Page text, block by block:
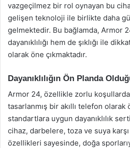
vazgeçilmez bir rol oynayan bu
gelişen teknoloji ile birlikte daha
gelmektedir. Bu bağlamda, Armor
dayanıklılığı hem de şıklığı ile
olarak öne çıkmaktadır.
Dayanıklılığın Ön Planda
Armor 24, özellikle zorlu
tasarlanmış bir akıllı telefon olarak
standartlara uygun dayanıklılık
cihaz, darbelere, toza ve suya
özellikleri sayesinde, doğa